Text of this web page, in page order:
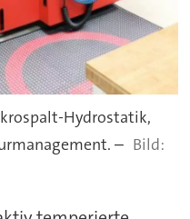
Hydrostatik,
–